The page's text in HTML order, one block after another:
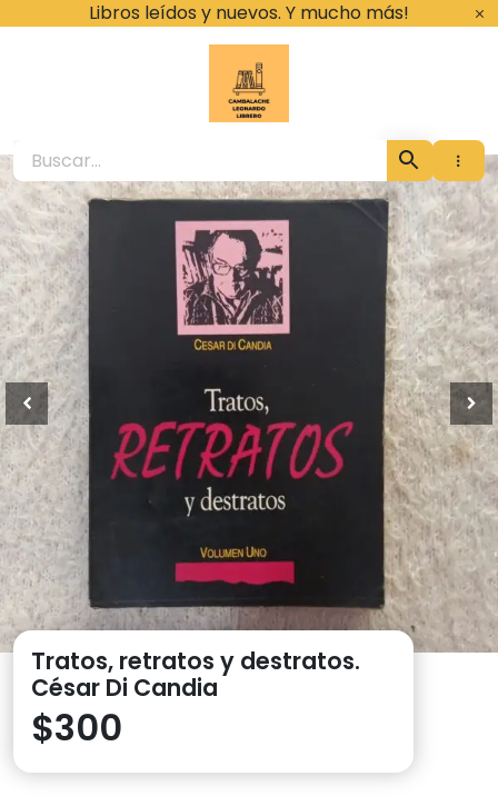
Libros leídos y nuevos. Y mucho más!
Cambalache
Tratos, retratos y destratos.
César Di Candia
$300